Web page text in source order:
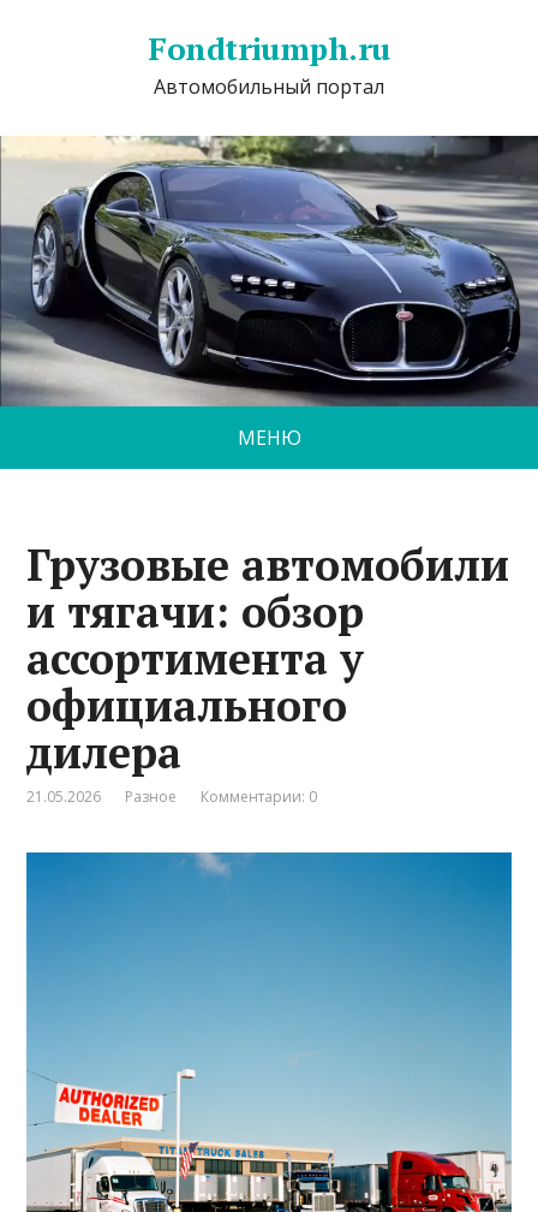
Fondtriumph.ru
Автомобильный портал
МЕНЮ
Грузовые автомобили
и тягачи: обзор
ассортимента у
официального
дилера
21.05.2026 Разное Комментарии: 0